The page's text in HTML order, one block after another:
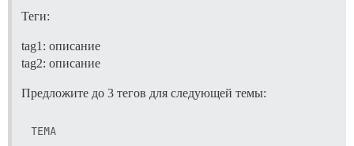
Теги:
tag1: описание
tag2: описание
Предложите до 3 тегов для следующей темы: